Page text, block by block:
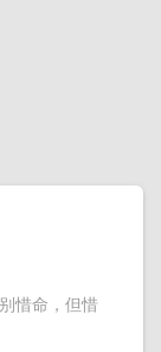
惜命，但惜